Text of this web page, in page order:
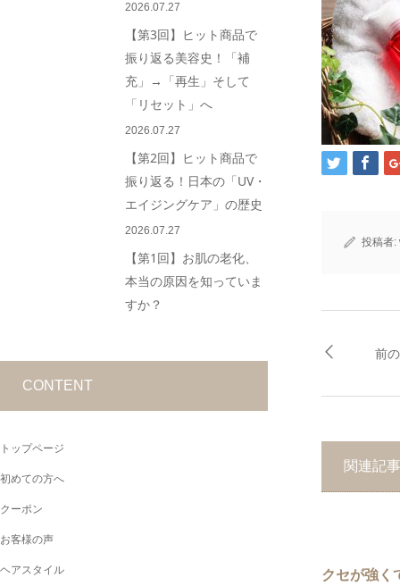
投稿者:
前
関連記
クセが強く
2026.07.27
【第3回】ヒット商品で
振り返る美容史！「補
充」→「再生」そして
「リセット」へ
2026.07.27
【第2回】ヒット商品で
振り返る！日本の「UV・
エイジングケア」の歴史
2026.07.27
【第1回】お肌の老化、
本当の原因を知っていま
すか？
CONTENT
トップページ
初めての方へ
クーポン
お客様の声
ヘアスタイル